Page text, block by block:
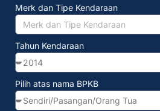
Merk dan Tipe Kendaraan
Tahun Kendaraan
Pilih atas nama BPKB